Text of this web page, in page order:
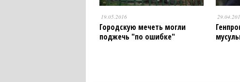
19.05.2016
Городскую мечеть могли
поджечь "по ошибке"